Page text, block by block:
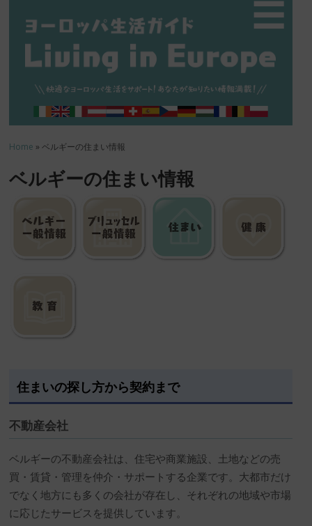
☰
Home » ベルギーの住まい情報
ベルギーの住まい情報
住まいの探し方から契約まで
不動産会社
ベルギーの不動産会社は、住宅や商業施設、土地などの売
買・賃貸・管理を仲介・サポートする企業です。大都市だけ
でなく地方にも多くの会社が存在し、それぞれの地域や市場
に応じたサービスを提供しています。